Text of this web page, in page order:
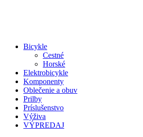
Bicykle
Cestné
Horské
Elektrobicykle
Komponenty
Oblečenie a obuv
Prilby
Príslušenstvo
Výživa
VÝPREDAJ